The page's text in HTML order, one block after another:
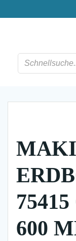
600